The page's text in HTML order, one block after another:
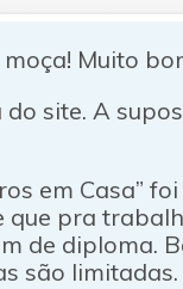
Muito
site. A
em Casa”
que pra
de diploma.
são limitadas.